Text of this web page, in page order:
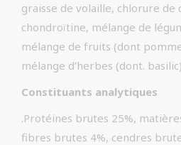
graisse de volaille, chlorure de
chondroïtine, mélange de
mélange de fruits (dont
mélange d’herbes (dont. basilic)
Constituants analytiques
.Protéines brutes 25%,
fibres brutes 4%, cendres